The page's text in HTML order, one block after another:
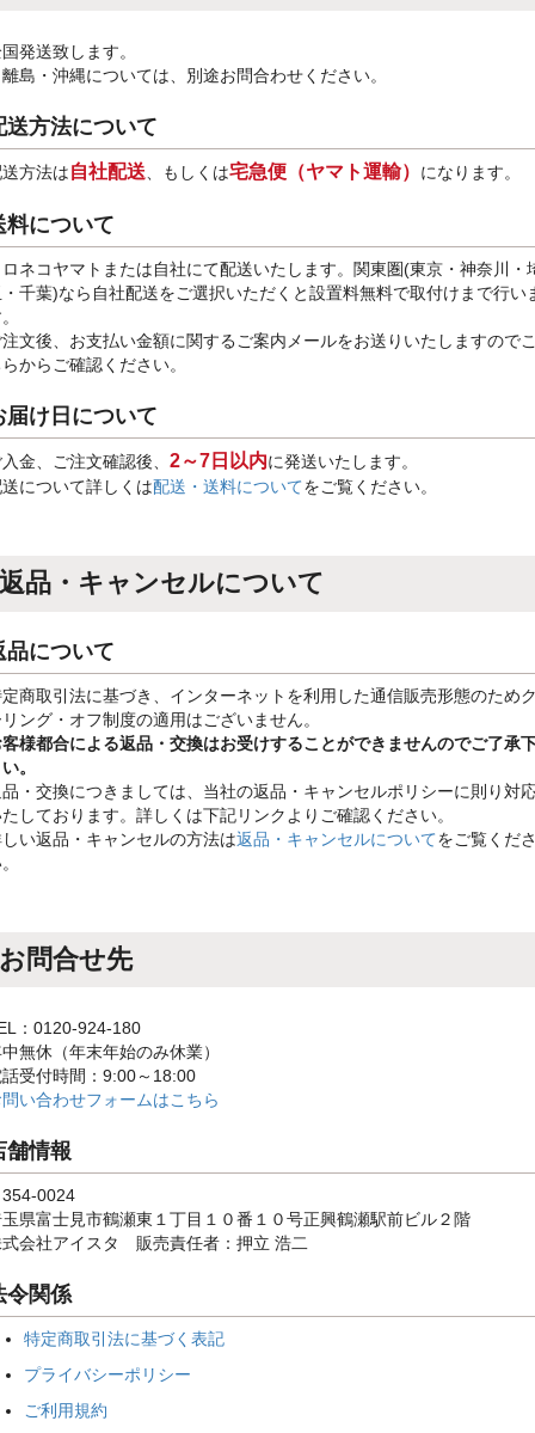
発送致します。
島・沖縄については、別途お問合わせください。
送方法について
方法は自社配送、もしくは宅急便（ヤマト運輸） になります。
料について
ネコヤマトまたは自社にて配送いたします。関東圏(東京・神奈川・
千葉)なら自社配送をご選択いただくと設置料無料で取付けまで行い
文後、お支払い金額に関するご案内メールをお送りいたしますので
からご確認ください。
届け日について
金、ご注文確認後、 2～7日以内に発送いたします。
について詳しくは配送・送料についてをご覧ください。
返品・キャンセルについて
品について
商取引法に基づき、インターネットを利用した通信販売形態のため
ング・オフ制度の適用はございません。
様都合による返品・交換はお受けすることができませんのでご了承
。
・交換につきましては、当社の返品・キャンセルポリシーに則り対
しております。詳しくは下記リンクよりご確認ください。
い返品・キャンセルの方法は返品・キャンセルについてをご覧くだ
お問合せ先
：0120-924-180
無休（年末年始のみ休業）
受付時間：9:00～18:00
い合わせフォームはこちら
舗情報
0024
県富士見市鶴瀬東１丁目１０番１０号正興鶴瀬駅前ビル２階
会社アイスタ 販売責任者：押立 浩二
令関係
特定商取引法に基づく表記
プライバシーポリシー
ご利用規約